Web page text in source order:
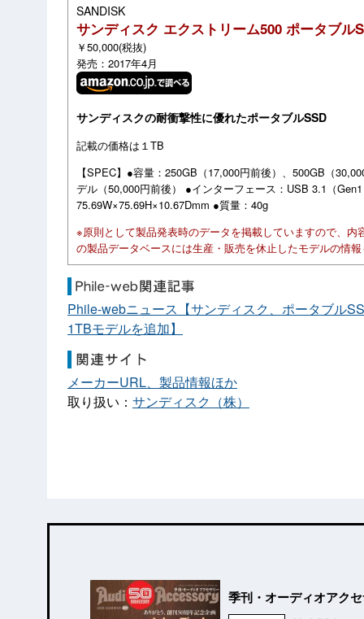
SANDISK
サンディスク エクストリーム500 ポータブル
￥50,000(税抜)
発売：2017年4月
サンディスクの耐衝撃性に優れたポータブルSSD
記載の価格は１TB
【SPEC】●容量：250GB（17,000円前後）、500GB（
デル（50,000円前後） ●インターフェース：USB 3.1（
75.69W×75.69H×10.67Dmm ●質量：40g
※原則として製品発表時のデータを掲載していますので、
の製品データベースには生産・販売を休止したモデルの情
Phile-webニュース【サンディスク、ポータブル
1TBモデルを追加】
メーカーURL、製品情報ほか
取り扱い： サンディスク（株）
季刊・オーディオアク